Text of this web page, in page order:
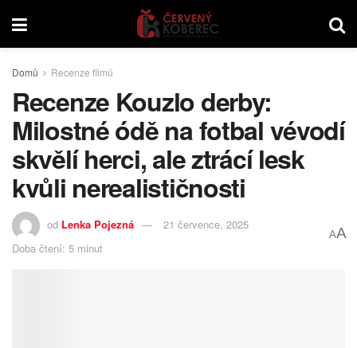
Domů Recenze filmů
Recenze Kouzlo derby:
Milostné ódě na fotbal vévodí
skvělí herci, ale ztrácí lesk
kvůli nerealističnosti
od Lenka Pojezná
21 července, 2025
Doba čtení: 5 minut
AA